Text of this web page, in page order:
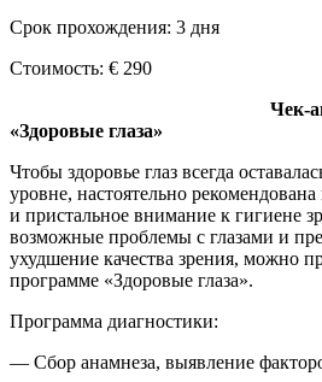
Срок прохождения: 3 дня
Стоимость: € 290
Чек-ап по
«Здоровые глаза»
Чтобы здоровье глаз всегда
уровне, настоятельно
и пристальное внимание к гигиене
возможные проблемы с глазами и
ухудшение качества зрения, можно
программе «Здоровые глаза».
Программа диагностики:
— Сбор анамнеза, выявление